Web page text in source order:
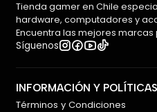
Tienda gamer en Chile
hardware, computadores y
Encuentra las mejores
Síguenos
INFORMACIÓN Y
Términos y Condiciones